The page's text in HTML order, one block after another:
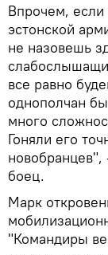
Впрочем, если
эстонской
не назовешь
все равно
однополчан
много
Гоняли его
боец.
Марк
"Командиры